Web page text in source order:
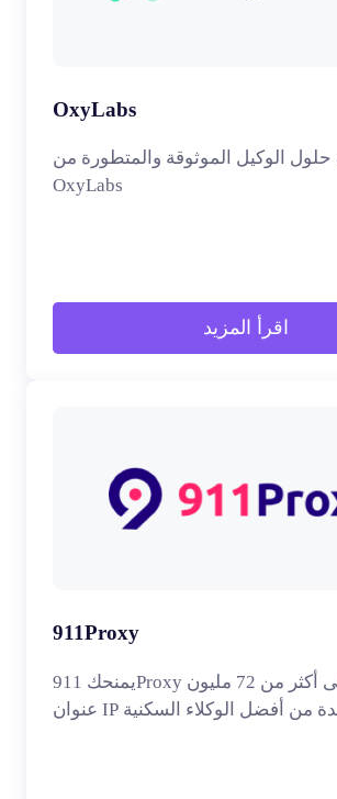
OxyLabs
الوكيل الموثوقة والمتطورة من
OxyLabs
اقرأ المزيد
911Proxy
يمنحك 911Proxy وصولًا إلى أكثر من 72 مليون